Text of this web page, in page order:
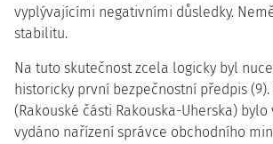
vyplývajícími negativními důsledky.
stabilitu.
Na tuto skutečnost zcela logicky byl
historicky první bezpečnostní předpis
(Rakouské části Rakouska-Uherska) bylo
vydáno nařízení správce obchodního